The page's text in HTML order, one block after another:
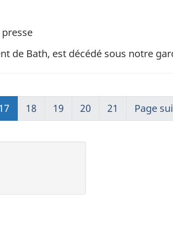
de Bath, est décédé sous notre
17 18 19 20 21 Page